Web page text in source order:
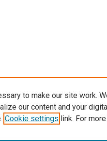
to make our site work.
our content and your
Cookie settings link. For